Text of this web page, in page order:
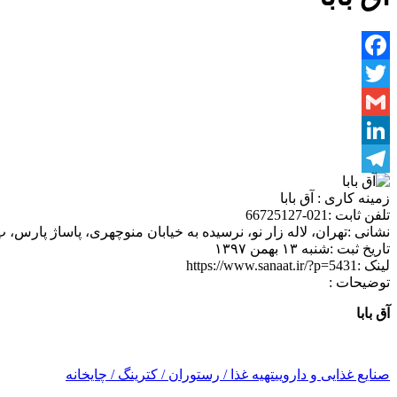
Facebook
Twitter
Gmail
LinkedIn
Telegram
زمینه کاری : آق بابا
تلفن ثابت :021-66725127
نشانی :تهران، لاله زار نو، نرسیده به خیابان منوچهری، پاساژ پارس، پ.
تاریخ ثبت :شنبه ۱۳ بهمن ۱۳۹۷
لینک :https://www.sanaat.ir/?p=5431
توضیحات :
آق بابا
صنایع غذایی و داروییتهیه غذا / رستوران / کترینگ / چایخانه